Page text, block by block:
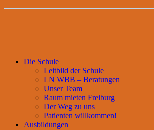
Die Schule
Leitbild der Schule
LN WBB – Beratungen
Unser Team
Raum mieten Freiburg
Der Weg zu uns
Patienten willkommen!
Ausbildungen